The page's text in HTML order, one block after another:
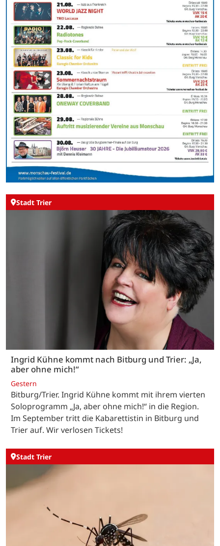
Stadt Trier
Ingrid Kühne kommt nach Bitburg und Trier: „Ja,
aber ohne mich!“
Gestern
Bitburg/Trier. Ingrid Kühne kommt mit ihrem vierten
Soloprogramm „Ja, aber ohne mich!“ in die Region.
Im September tritt die Kabarettistin in Bitburg und
Trier auf. Wir verlosen Tickets!
Stadt Trier